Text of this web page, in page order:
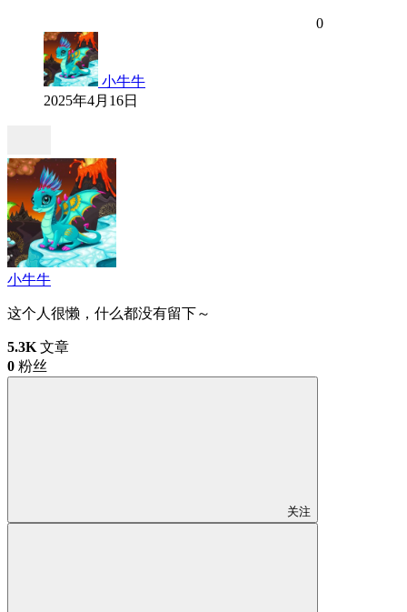
0
小牛牛
2025年4月16日
小牛牛
这个人很懒，什么都没有留下～
5.3K 文章
0 粉丝
关注